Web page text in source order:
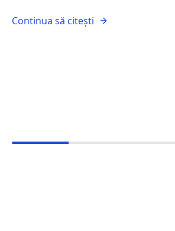
Continua să citești